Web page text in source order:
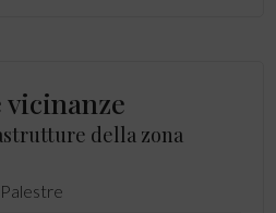
vicinanze
della zona
Palestre